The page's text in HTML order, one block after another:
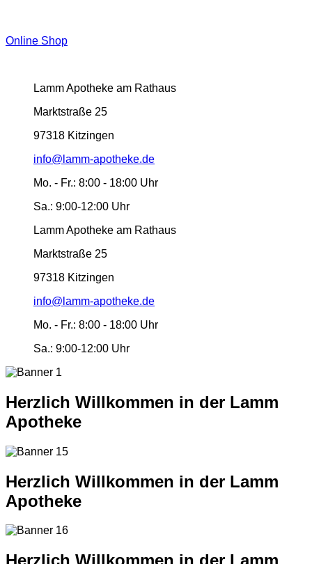
Online Shop
Lamm Apotheke am Rathaus
Marktstraße 25
97318 Kitzingen
info@lamm-apotheke.de
Mo. - Fr.: 8:00 - 18:00 Uhr
Sa.: 9:00-12:00 Uhr
Lamm Apotheke am Rathaus
Marktstraße 25
97318 Kitzingen
info@lamm-apotheke.de
Mo. - Fr.: 8:00 - 18:00 Uhr
Sa.: 9:00-12:00 Uhr
Herzlich Willkommen in der Lamm
Apotheke
Herzlich Willkommen in der Lamm
Apotheke